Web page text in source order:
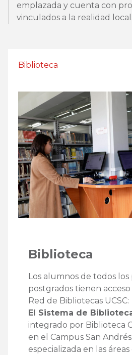
emplazada y cuenta con
vinculados a la realidad local.
Biblioteca
Biblioteca
Los alumnos de todos
postgrados tienen
Red de Bibliotecas UCSC:
El Sistema de
integrado por Biblioteca
en el Campus San
especializada en las